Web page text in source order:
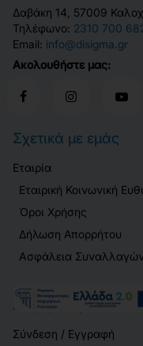
Δαβάκη 14, 57009
Τηλέφωνο: 2310 700
Email: info@disigma.gr
Ακολουθήστε μας:
Σχετικά με εμάς
Εταιρία
Εταιρική Κοινωνική
Όροι Χρήσης
Δήλωση Απορρήτου
Ασφάλεια Συναλλαγών
Λογαριασμός
Σύνδεση / Εγγραφή